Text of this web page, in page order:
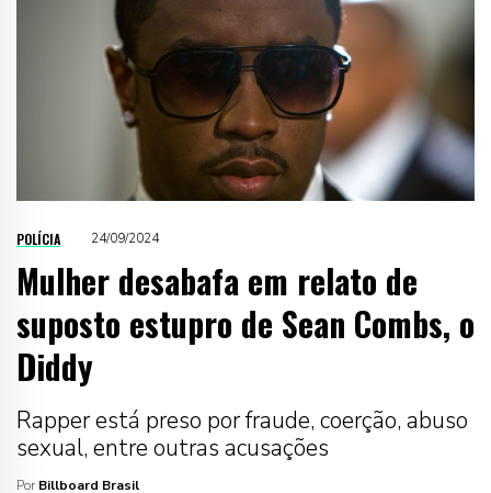
POLÍCIA 24/09/2024
Mulher desabafa em relato de
suposto estupro de Sean Combs, o
Diddy
Rapper está preso por fraude, coerção, abuso
sexual, entre outras acusações
Por Billboard Brasil